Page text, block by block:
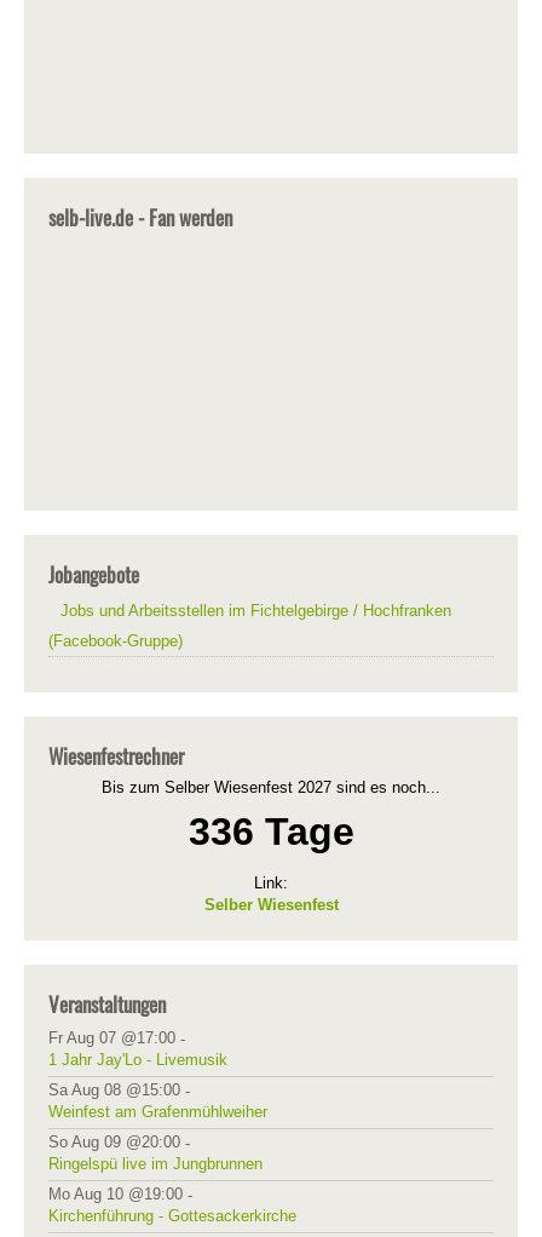
selb-live.de - Fan werden
Jobangebote
Jobs und Arbeitsstellen im Fichtelgebirge / Hochfranken
(Facebook-Gruppe)
Wiesenfestrechner
Bis zum Selber Wiesenfest 2027 sind es noch...
336 Tage
Link:
Selber Wiesenfest
Veranstaltungen
Fr Aug 07 @17:00 -
1 Jahr Jay'Lo - Livemusik
Sa Aug 08 @15:00 -
Weinfest am Grafenmühlweiher
So Aug 09 @20:00 -
Ringelspü live im Jungbrunnen
Mo Aug 10 @19:00 -
Kirchenführung - Gottesackerkirche